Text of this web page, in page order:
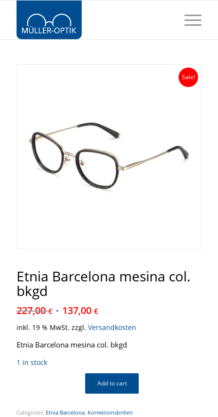
Sale!
Etnia Barcelona mesina col.
bkgd
227,00€ 137,00 €
inkl. 19 % MwSt. zzgl. Versandkosten
Etnia Barcelona mesina col. bkgd
1 in stock
Add to cart
Categories: Etnia Barcelona, Korrektionsbrillen